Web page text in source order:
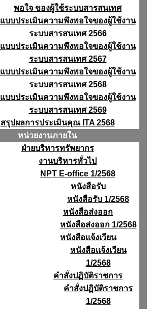
พอใจ ของผู้ใช้ระบบสารสนเทศ
แบบประเมินความพึงพอใจของผู้ใช้งาน
ระบบสารสนเทศ 2566
แบบประเมินความพึงพอใจของผู้ใช้งาน
ระบบสารสนเทศ 2567
แบบประเมินความพึงพอใจของผู้ใช้งาน
ระบบสารสนเทศ 2568
แบบประเมินความพึงพอใจของผู้ใช้งาน
ระบบสารสนเทศ 2569
สรุปผลการประเมินคุณ ITA 2568
หน่วยงานภายใน
ฝ่ายบริหารทรัพยากร
งานบริหารทั่วไป
NPT E-office 1/2568
หนังสือรับ
หนังสือรับ 1/2568
หนังสือส่งออก
หนังสือส่งออก 1/2568
หนังสือแจ้งเวียน
หนังสือเเจ้งเวียน
1/2568
คำสั่งปฏิบัติราชการ
คำสั่งปฏิบัติราชการ
1/2568